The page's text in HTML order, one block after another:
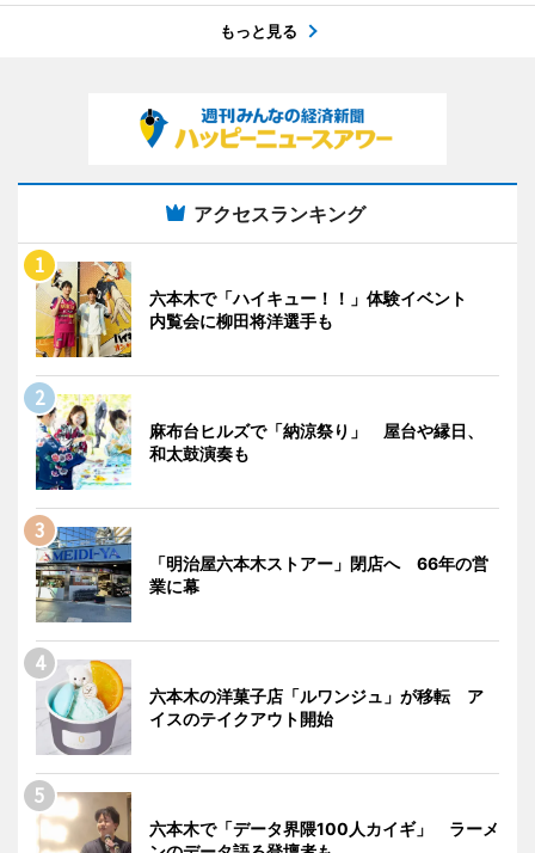
もっと見る
アクセスランキング
六本木で「ハイキュー！！」体験イベント
内覧会に柳田将洋選手も
麻布台ヒルズで「納涼祭り」 屋台や縁日、
和太鼓演奏も
「明治屋六本木ストアー」閉店へ 66年の営
業に幕
六本木の洋菓子店「ルワンジュ」が移転 ア
イスのテイクアウト開始
六本木で「データ界隈100人カイギ」 ラーメ